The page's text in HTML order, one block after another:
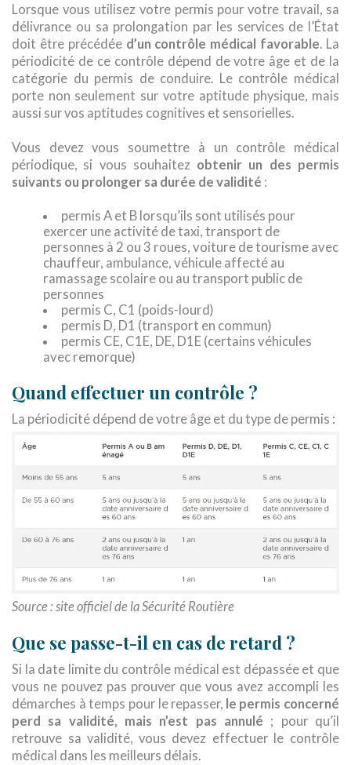
Lorsque vous utilisez votre permis pour votre travail, sa
délivrance ou sa prolongation par les services de l’État
doit être précédée d’un contrôle médical favorable. La
périodicité de ce contrôle dépend de votre âge et de la
catégorie du permis de conduire. Le contrôle médical
porte non seulement sur votre aptitude physique, mais
aussi sur vos aptitudes cognitives et sensorielles.
Vous devez vous soumettre à un contrôle médical
périodique, si vous souhaitez obtenir un des permis
suivants ou prolonger sa durée de validité :
permis A et B lorsqu’ils sont utilisés pour
exercer une activité de taxi, transport de
personnes à 2 ou 3 roues, voiture de tourisme avec
chauffeur, ambulance, véhicule affecté au
ramassage scolaire ou au transport public de
personnes
permis C, C1 (poids-lourd)
permis D, D1 (transport en commun)
permis CE, C1E, DE, D1E (certains véhicules
avec remorque)
Quand effectuer un contrôle ?
La périodicité dépend de votre âge et du type de permis :
Source : site officiel de la Sécurité Routière
Que se passe-t-il en cas de retard ?
Si la date limite du contrôle médical est dépassée et que
vous ne pouvez pas prouver que vous avez accompli les
démarches à temps pour le repasser, le permis concerné
perd sa validité, mais n’est pas annulé ; pour qu’il
retrouve sa validité, vous devez effectuer le contrôle
médical dans les meilleurs délais.